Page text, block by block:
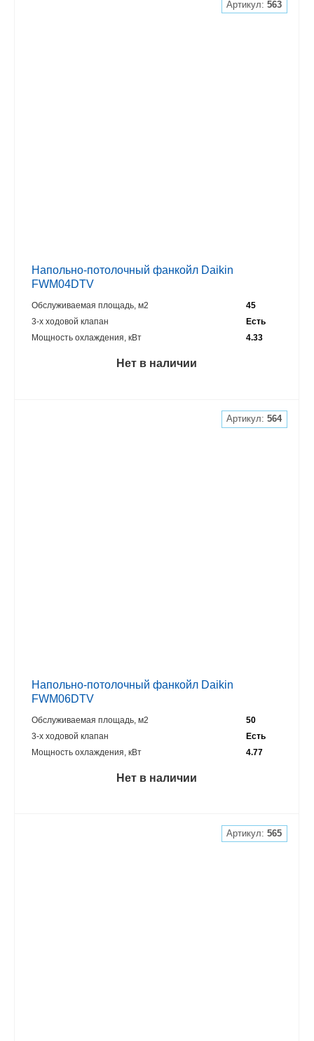
Артикул:563
Напольно-потолочный фанкойл Daikin
FWM04DTV
Обслуживаемая площадь, м2
45
3-х ходовой клапан
Есть
Мощность охлаждения, кВт
4.33
Нет в наличии
Артикул:564
Напольно-потолочный фанкойл Daikin
FWM06DTV
Обслуживаемая площадь, м2
50
3-х ходовой клапан
Есть
Мощность охлаждения, кВт
4.77
Нет в наличии
Артикул:565